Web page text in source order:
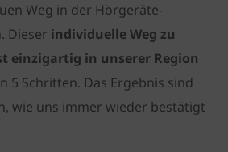
Weg in der Hörgeräte-
Dieser individuelle Weg zu
einzigartig in unserer Region
5 Schritten. Das Ergebnis sind
wie uns immer wieder bestätigt